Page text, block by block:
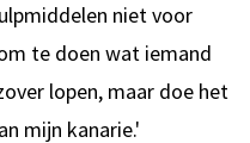
niet voor
te doen wat iemand
lopen, maar doe het
mijn kanarie.'